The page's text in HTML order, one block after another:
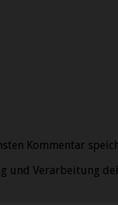
Kommentar
Verarbeitung